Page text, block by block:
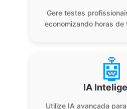
Gere testes
economizando horas de
🤖
IA
Utilize IA avançada